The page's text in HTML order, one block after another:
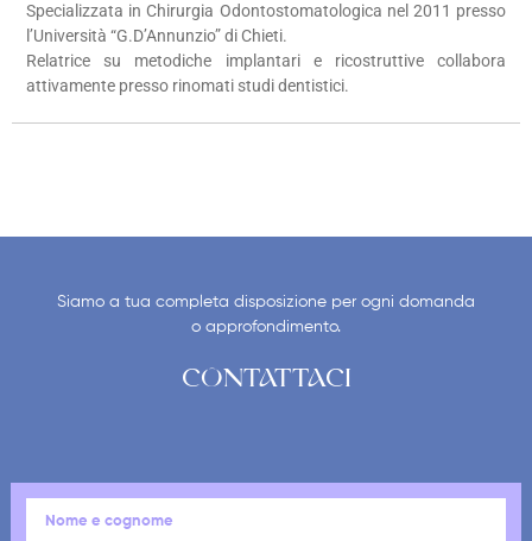
Specializzata in Chirurgia Odontostomatologica nel 2011 presso
l’Università “G.D’Annunzio” di Chieti.
Relatrice su metodiche implantari e ricostruttive collabora
attivamente presso rinomati studi dentistici.
Siamo a tua completa disposizione per ogni domanda
o approfondimento.
CONTATTACI